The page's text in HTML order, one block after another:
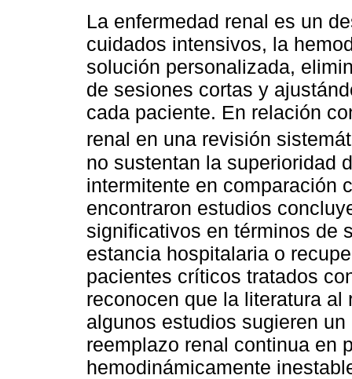
La enfermedad renal es un
cuidados intensivos, la
solución personalizada,
de sesiones cortas y
cada paciente. En relación
renal en una revisión
no sustentan la superioridad
intermitente en comparación
encontraron estudios
significativos en términos de
estancia hospitalaria o
pacientes críticos tratados
reconocen que la literatura
algunos estudios sugieren
reemplazo renal continua en
hemodinámicamente